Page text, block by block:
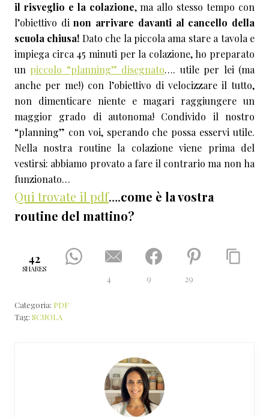
il risveglio e la colazione, ma allo stesso tempo con
l’obiettivo dinon arrivare davanti al cancello della
scuola chiusa! Dato che la piccola ama stare a tavola e
impiega circa 45 minuti per la colazione, ho preparato
un piccolo “planning” disegnato…. utile per lei (ma
anche per me!) con l’obiettivo di velocizzare il tutto,
non dimenticare niente e magari raggiungere un
maggior grado di autonoma! Condivido il nostro
“planning” con voi, sperando che possa esservi utile.
Nella nostra routine la colazione viene prima del
vestirsi: abbiamo provato a fare il contrario ma non ha
funzionato…
Qui trovate il pdf….come è la vostra
routine del mattino?
42
SHARES
4 9 29
Categoria: PDF
Tag: SCUOLA